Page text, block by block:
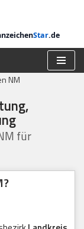
Star.de
NM
für